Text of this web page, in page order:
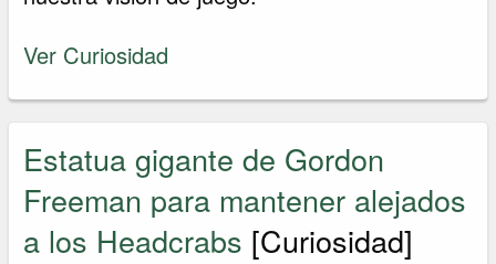
Ver Curiosidad
Estatua gigante de Gordon
Freeman para mantener alejados
a los Headcrabs [Curiosidad]